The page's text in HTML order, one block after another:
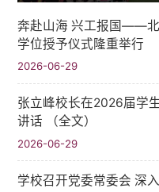
奔赴山海 兴工报国——
学位授予仪式隆重举行
2026-06-29
张立峰校长在2026届学
讲话 （全文）
2026-06-29
学校召开党委常委会 深